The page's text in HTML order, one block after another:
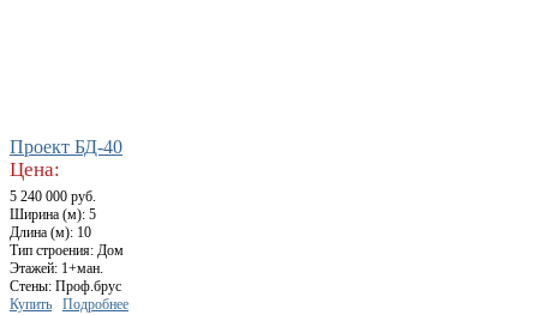
Проект БД-40
Цена:
5 240 000 руб.
Ширина (м): 5
Длина (м): 10
Тип строения: Дом
Этажей: 1+ман.
Стены: Проф.брус
Купить
Подробнее